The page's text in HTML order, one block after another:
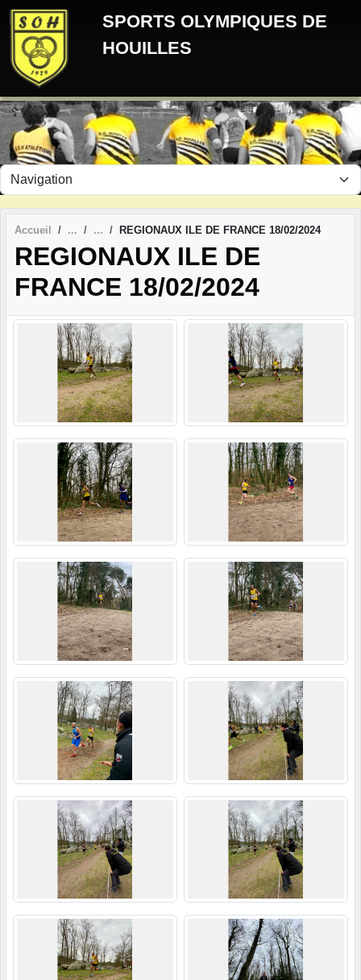
SPORTS OLYMPIQUES DE
HOUILLES
Accueil REGIONAUX ILE DE FRANCE 18/02/2024
REGIONAUX ILE DE
FRANCE 18/02/2024
Panneau de gestion des cookies